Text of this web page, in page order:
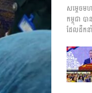
សម្តេចម
កម្ពុជា
ដែលដឹក